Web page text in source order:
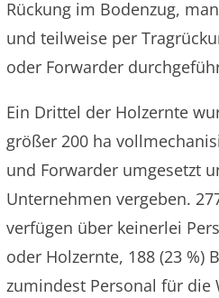
Rückung im Bodenzug,
und teilweise per
oder Forwarder
Ein Drittel der Holzernte
größer 200 ha
und Forwarder umgesetzt
Unternehmen vergeben.
verfügen über keinerlei
oder Holzernte, 188 (23 %)
zumindest Personal für die